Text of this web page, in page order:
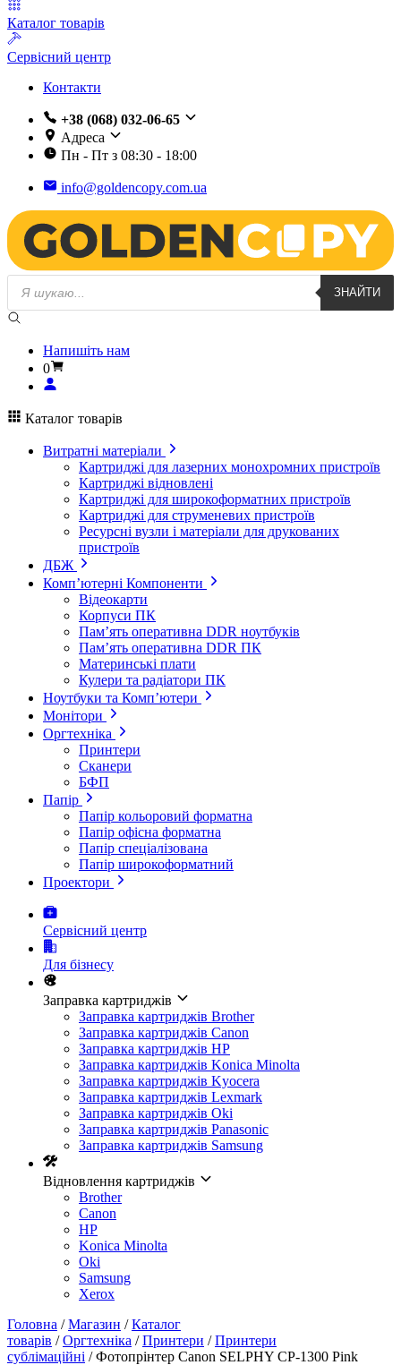
Каталог товарів
Сервісний центр
Контакти
+38 (068) 032-06-65
Адреса
Пн - Пт з 08:30 - 18:00
info@goldencopy.com.ua
Пошук
товарів
ЗНАЙТИ
Напишіть нам
0
Каталог товарів
Витратні матеріали
Картриджі для лазерних монохромних пристроїв
Картриджі відновлені
Картриджі для широкоформатних пристроїв
Картриджі для струменевих пристроїв
Ресурсні вузли і матеріали для друкованих
пристроїв
ДБЖ
Комп’ютерні Компоненти
Відеокарти
Корпуси ПК
Пам’ять оперативна DDR ноутбуків
Пам’ять оперативна DDR ПК
Материнські плати
Кулери та радіатори ПК
Ноутбуки та Комп’ютери
Монітори
Оргтехніка
Принтери
Сканери
БФП
Папір
Папір кольоровий форматна
Папір офісна форматна
Папір спеціалізована
Папір широкоформатний
Проектори
Сервісний центр
Для бізнесу
Заправка картриджів
Заправка картриджів Brother
Заправка картриджів Canon
Заправка картриджів HP
Заправка картриджів Konica Minolta
Заправка картриджів Kyocera
Заправка картриджів Lexmark
Заправка картриджів Oki
Заправка картриджів Panasonic
Заправка картриджів Samsung
Відновлення картриджів
Brother
Canon
HP
Konica Minolta
Oki
Samsung
Xerox
Головна /Магазин /Каталог
товарів /Оргтехніка /Принтери /Принтери
сублімаційні / Фотопрінтер Canon SELPHY CP-1300 Pink